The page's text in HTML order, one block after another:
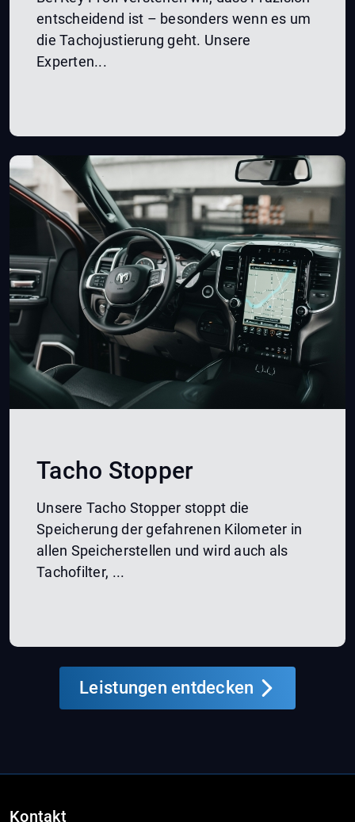
entscheidend ist – besonders wenn es um
die Tachojustierung geht. Unsere
Experten...
Tacho Stopper
Unsere Tacho Stopper stoppt die
Speicherung der gefahrenen Kilometer in
allen Speicherstellen und wird auch als
Tachofilter, ...
Leistungen entdecken
Kontakt